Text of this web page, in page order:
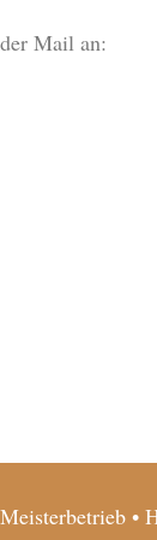
Mail an:
•